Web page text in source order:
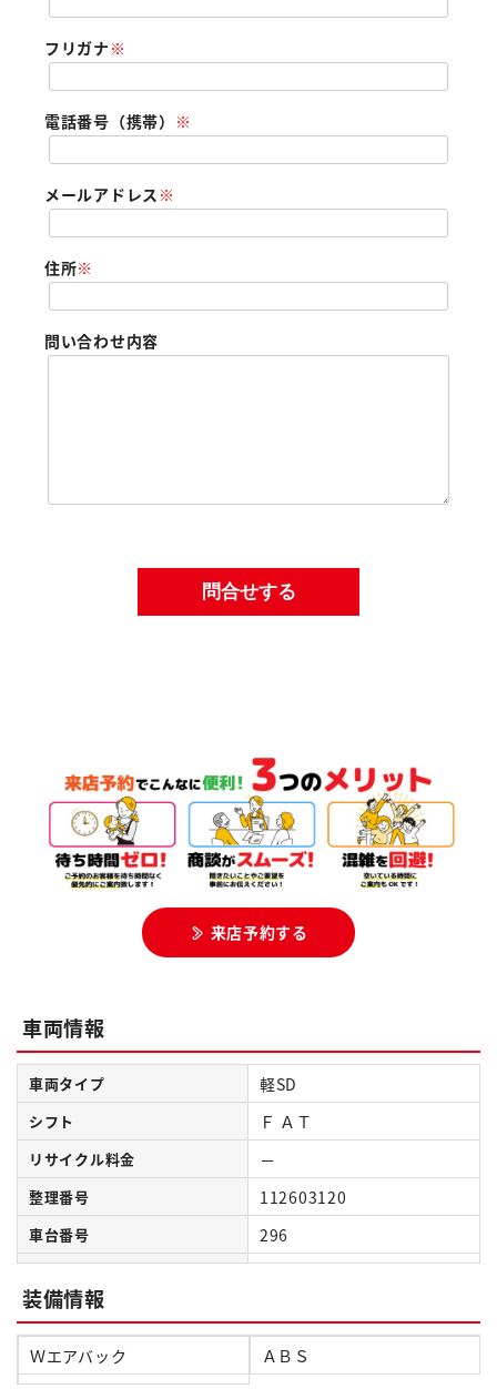
フリガナ ※
電話番号（携帯） ※
メールアドレス ※
住所※
問い合わせ内容
来店予約する
車両情報
車両タイプ 軽SD
シフト Ｆ ＡＴ
リサイクル料金 －
整理番号 112603120
車台番号 296
装備情報
Ｗエアバック ＡＢＳ